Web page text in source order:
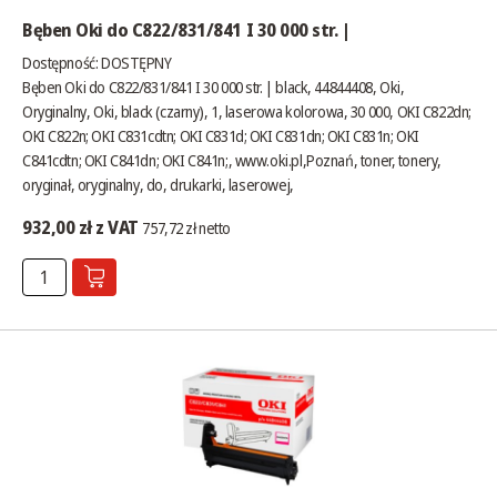
Bęben Oki do C822/831/841 I 30 000 str. |
Dostępność:DOSTĘPNY
Bęben Oki do C822/831/841 I 30 000 str. | black, 44844408, Oki,
Oryginalny, Oki, black (czarny), 1, laserowa kolorowa, 30 000, OKI C822dn;
OKI C822n; OKI C831cdtn; OKI C831d; OKI C831dn; OKI C831n; OKI
C841cdtn; OKI C841dn; OKI C841n;,www.oki.pl,Poznań, toner, tonery,
oryginał, oryginalny, do, drukarki, laserowej,
932,00 zł z VAT 757,72 zł netto